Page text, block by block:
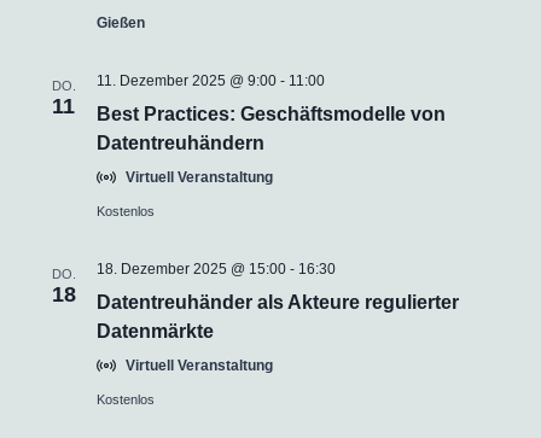
Gießen
DO.
11
Best Practices: Geschäftsmodelle von
Datentreuhändern
11. Dezember 2025 @ 9:00- 11:00
Virtuell Veranstaltung
Kostenlos
DO.
18
Datentreuhänder als Akteure regulierter
Datenmärkte
18. Dezember 2025 @ 15:00- 16:30
Virtuell Veranstaltung
Kostenlos